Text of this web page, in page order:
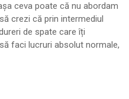
ceva poate că nu abordam
crezi că prin intermediul
de spate care îți
faci lucruri absolut normale,